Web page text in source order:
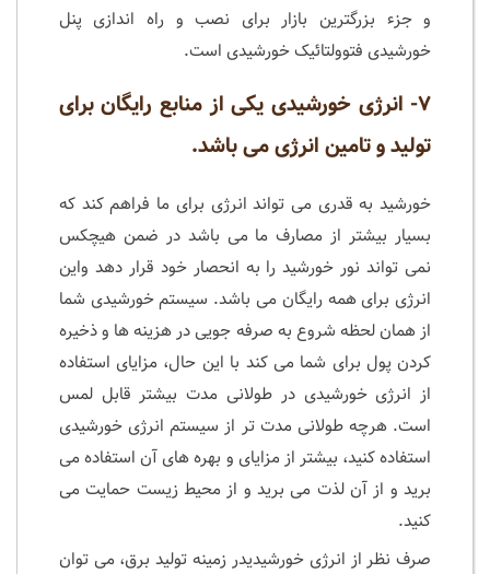
و جزء بزرگترین بازار برای نصب و راه اندازی پنل
خورشیدی فتوولتائیک خورشیدی است.
۷- انرژی خورشیدی یکی از منابع رایگان برای
تولید و تامین انرژی می باشد.
خورشید به قدری می تواند انرژی برای ما فراهم کند که
بسیار بیشتر از مصارف ما می باشد در ضمن هیچکس
نمی تواند نور خورشید را به انحصار خود قرار دهد واین
انرژی برای همه رایگان می باشد. سیستم خورشیدی شما
از همان لحظه شروع به صرفه جویی در هزینه ها و ذخیره
کردن پول برای شما می کند با این حال، مزایای استفاده
از انرژی خورشیدی در طولانی مدت بیشتر قابل لمس
است. هرچه طولانی مدت تر از سیستم انرژی خورشیدی
استفاده کنید، بیشتر از مزایای و بهره های آن استفاده می
برید و از آن لذت می برید و از محیط زیست حمایت می
کنید.
صرف نظر از انرژی خورشیدیدر زمینه تولید برق، می توان